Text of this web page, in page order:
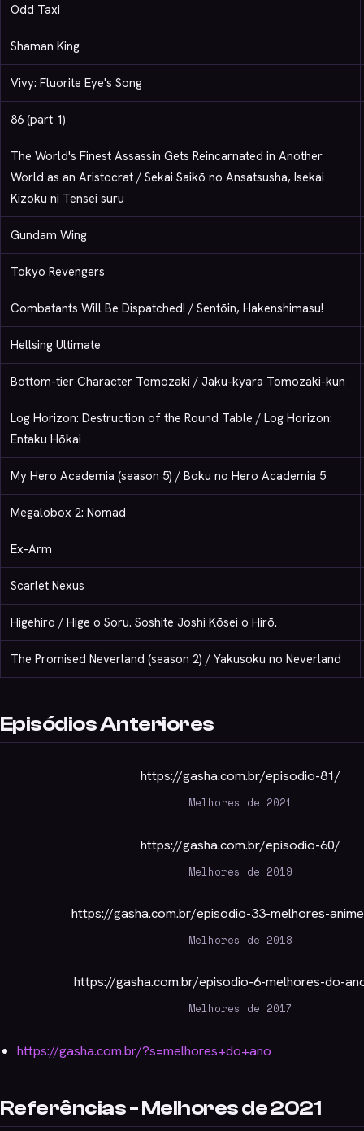
Odd Taxi
Shaman King
Vivy: Fluorite Eye's Song
86 (part 1)
The World's Finest Assassin Gets Reincarnated in Another
World as an Aristocrat / Sekai Saikō no Ansatsusha, Isekai
Kizoku ni Tensei suru
Gundam Wing
Tokyo Revengers
Combatants Will Be Dispatched! / Sentōin, Hakenshimasu!
Hellsing Ultimate
Bottom-tier Character Tomozaki / Jaku-kyara Tomozaki-kun
Log Horizon: Destruction of the Round Table / Log Horizon:
Entaku Hōkai
My Hero Academia (season 5) / Boku no Hero Academia 5
Megalobox 2: Nomad
Ex-Arm
Scarlet Nexus
Higehiro / Hige o Soru. Soshite Joshi Kōsei o Hirō.
The Promised Neverland (season 2) / Yakusoku no Neverland
Episódios Anteriores
https://gasha.com.br/episodio-81/
Melhores de 2021
https://gasha.com.br/episodio-60/
Melhores de 2019
https://gasha.com.br/episodio-33-melhores-
Melhores de 2018
https://gasha.com.br/episodio-6-melhores-do-
Melhores de 2017
https://gasha.com.br/?s=melhores+do+ano
Referências - Melhores de 2021